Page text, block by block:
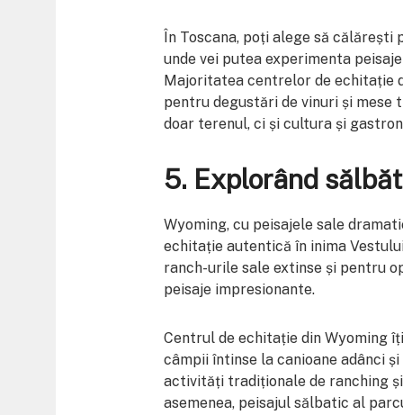
În Toscana, poți alege să
unde vei putea experimenta
Majoritatea centrelor de echitație
pentru degustări de vinuri și mese
doar terenul, ci și cultura și
5. Explorând
Wyoming, cu peisajele sale
echitație autentică în inima
ranch-urile sale extinse și pentru
peisaje impresionante.
Centrul de echitație din Wyoming
câmpii întinse la canioane adânci
activități tradiționale de ranching
asemenea, peisajul sălbatic al